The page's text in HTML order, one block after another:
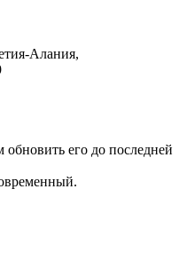
Алания,
обновить его до последней